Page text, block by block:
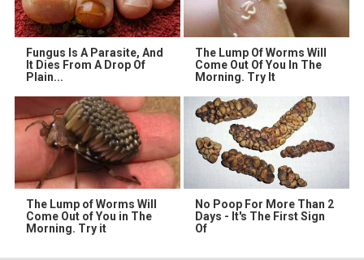
Fungus Is A Parasite, And
It Dies From A Drop Of
Plain...
The Lump Of Worms Will
Come Out Of You In The
Morning. Try It
The Lump of Worms Will
Come Out of You in The
Morning. Try it
No Poop For More Than 2
Days - It's The First Sign
Of